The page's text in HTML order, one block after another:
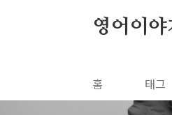
영어이야
홈 태그